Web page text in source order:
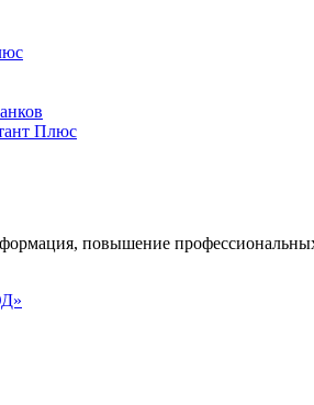
Плюс
повышение